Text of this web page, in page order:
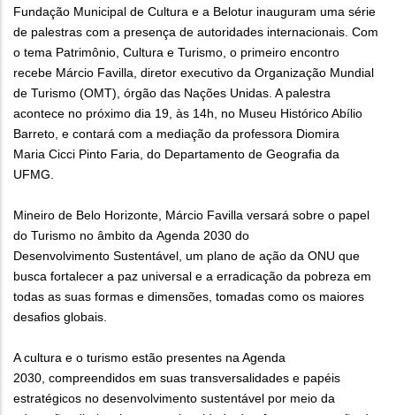
Fundação Municipal de Cultura e a Belotur inauguram uma série
de palestras com a presença de autoridades internacionais. Com
o tema Patrimônio, Cultura e Turismo, o primeiro encontro
recebe Márcio Favilla, diretor executivo da Organização Mundial
de Turismo (OMT), órgão das Nações Unidas. A palestra
acontece no próximo dia 19, às 14h, no Museu Histórico Abílio
Barreto, e contará com a mediação da professora Diomira
Maria Cicci Pinto Faria, do Departamento de Geografia da
UFMG.
Mineiro de Belo Horizonte, Márcio Favilla versará sobre o papel
do Turismo no âmbito da Agenda 2030 do
Desenvolvimento Sustentável, um plano de ação da ONU que
busca fortalecer a paz universal e a erradicação da pobreza em
todas as suas formas e dimensões, tomadas como os maiores
desafios globais.
A cultura e o turismo estão presentes na Agenda
2030, compreendidos em suas transversalidades e papéis
estratégicos no desenvolvimento sustentável por meio da